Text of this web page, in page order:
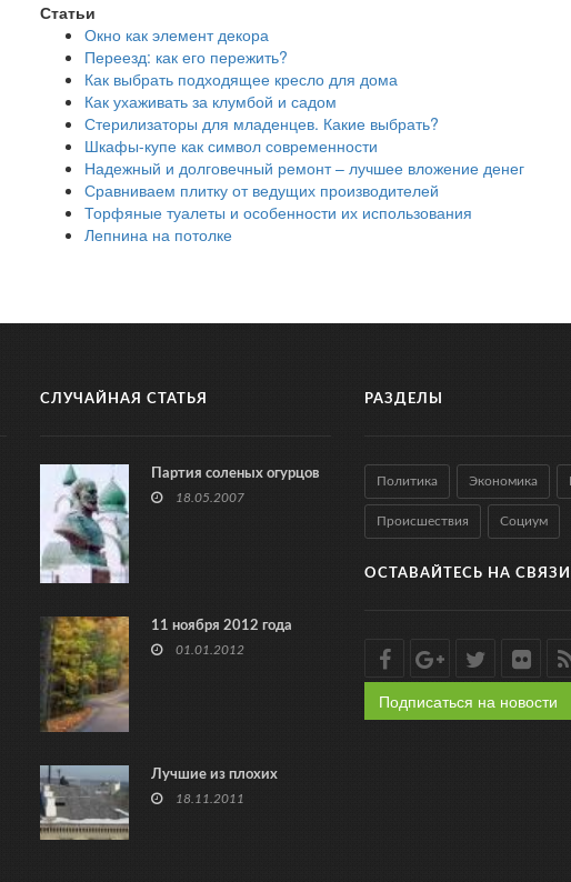
Статьи
Окно как элемент декора
Переезд: как его пережить?
Как выбрать подходящее кресло для дома
Как ухаживать за клумбой и садом
Стерилизаторы для младенцев. Какие выбрать?
Шкафы-купе как символ современности
Надежный и долговечный ремонт – лучшее вложение денег
Сравниваем плитку от ведущих производителей
Торфяные туалеты и особенности их использования
Лепнина на потолке
СЛУЧАЙНАЯ СТАТЬЯ
Партия соленых огурцов
18.05.2007
11 ноября 2012 года
01.01.2012
Лучшие из плохих
18.11.2011
РАЗДЕЛЫ
Политика Экономика
Происшествия Социум
ОСТАВАЙТЕСЬ НА СВЯЗИ
Подписаться на новости